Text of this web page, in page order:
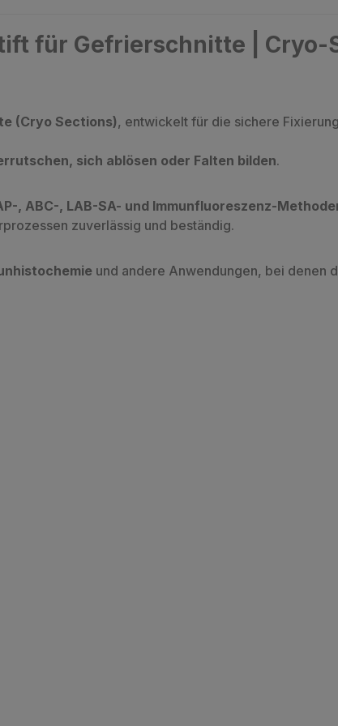
für Gefrierschnitte | Cryo-
(Cryo Sections), entwickelt für die sichere
sich ablösen oder Falten bilden.
, ABC-, LAB-SA- und Immunfluoreszenz-
zuverlässig und beständig.
und andere Anwendungen, bei denen